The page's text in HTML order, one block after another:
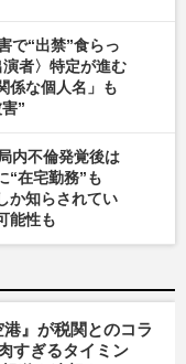
で“出禁”食らっ
者〉特定が進む
係な個人名」も
”
内不倫発覚後は
“在宅勤務”も
か知らされてい
能性も
』が税関とのコラ
すぎるタイミン